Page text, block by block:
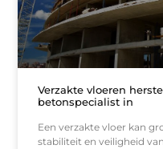
Verzakte vloeren
betonspecialist in
Een verzakte vloer kan
stabiliteit en veiligheid